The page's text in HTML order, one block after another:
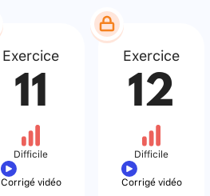
Exercice
11
Difficile
Corrigé vidéo
Exercice
12
Difficile
Corrigé vidéo